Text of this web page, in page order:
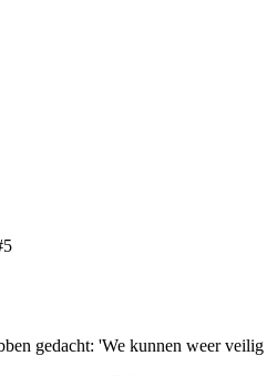
gedacht: 'We kunnen weer veilig